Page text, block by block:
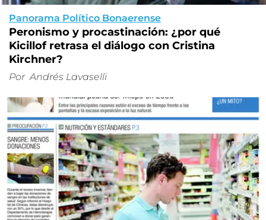
Panorama Político Bonaerense
Peronismo y procastinación: ¿por qué
Kicillof retrasa el diálogo con Cristina
Kirchner?
Por Andrés Lavaselli